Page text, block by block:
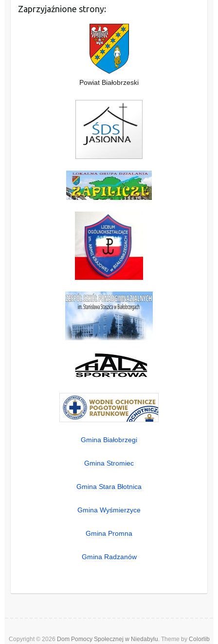
Zaprzyjaźnione strony:
Powiat Białobrzeski
Gmina Białobrzegi
Gmina Stromiec
Gmina Stara Błotnica
Gmina Wyśmierzyce
Gmina Promna
Gmina Radzanów
Copyright © 2026 Dom Pomocy Społecznej w Niedabylu. Theme by Colorlib